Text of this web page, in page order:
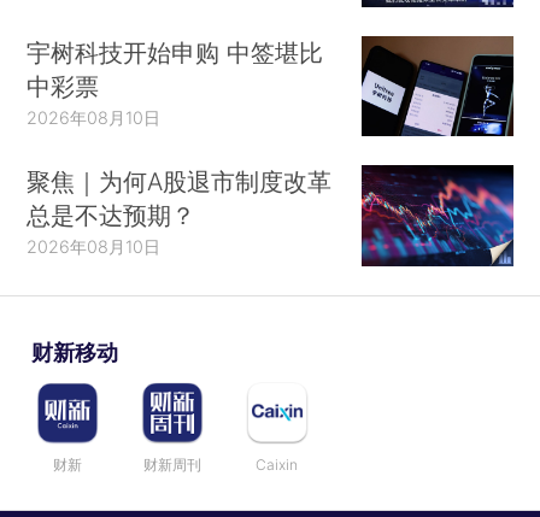
宇树科技开始申购 中签堪比
中彩票
2026年08月10日
聚焦｜为何A股退市制度改革
总是不达预期？
2026年08月10日
财新移动
财新 财新周刊 Caixin